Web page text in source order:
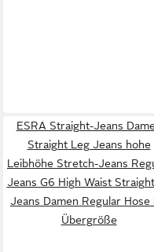
ESRA Straight-Jeans
Straight Leg Jeans hohe
Leibhöhe Stretch-Jeans
Jeans G6 High Waist
Jeans Damen Regular Hose
Übergröße